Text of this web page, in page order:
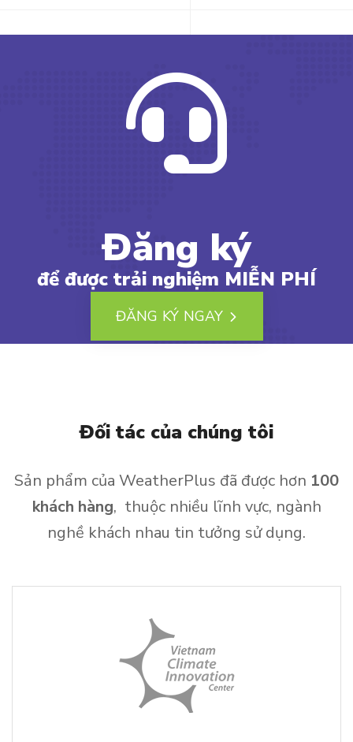
Đăng ký
để được trải nghiệm MIỄN PHÍ
ĐĂNG KÝ NGAY
Đối tác của chúng tôi
Sản phẩm của WeatherPlus đã được hơn 100
khách hàng, thuộc nhiều lĩnh vực, ngành
nghề khách nhau tin tưởng sử dụng.